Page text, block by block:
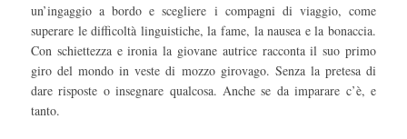
un’ingaggio a bordo e scegliere i compagni di viaggio, come
superare le difficoltà linguistiche, la fame, la nausea e la bonaccia.
Con schiettezza e ironia la giovane autrice racconta il suo primo
giro del mondo in veste di mozzo girovago. Senza la pretesa di
dare risposte o insegnare qualcosa. Anche se da imparare c’è, e
tanto.